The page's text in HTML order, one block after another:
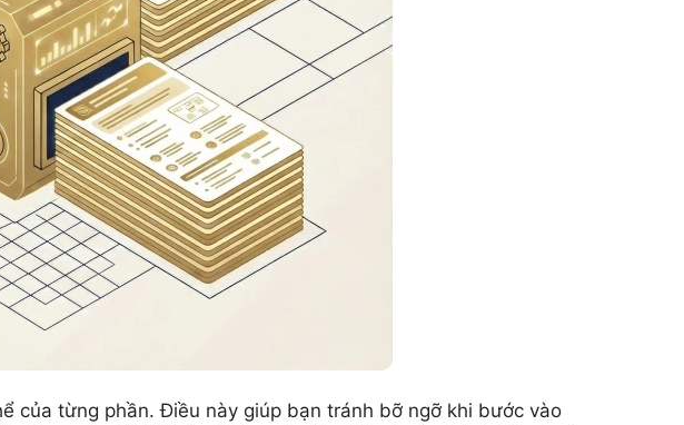
của từng phần. Điều này giúp bạn tránh bỡ ngỡ khi bước vào